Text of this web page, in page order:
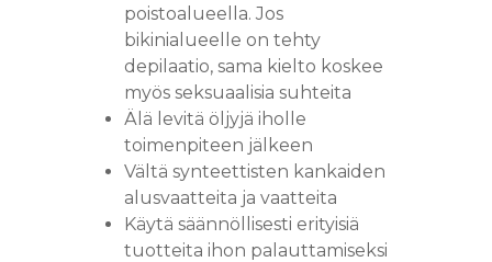
poistoalueella. Jos
bikinialueelle on tehty
depilaatio, sama kielto koskee
myös seksuaalisia suhteita
Älä levitä öljyjä iholle
toimenpiteen jälkeen
Vältä synteettisten kankaiden
alusvaatteita ja vaatteita
Käytä säännöllisesti erityisiä
tuotteita ihon palauttamiseksi